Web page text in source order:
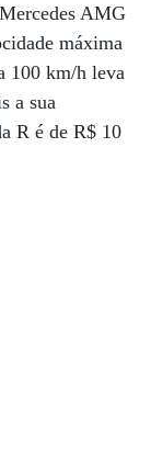
AMG
máxima
100 km/h leva
a sua
R é de R$ 10